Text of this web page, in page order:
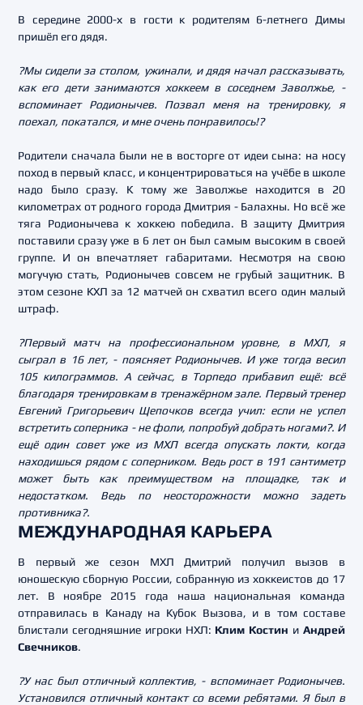
В середине 2000-х в гости к родителям 6-летнего Димы
пришёл его дядя.
?Мы сидели за столом, ужинали, и дядя начал рассказывать,
как его дети занимаются хоккеем в соседнем Заволжье, -
вспоминает Родионычев. Позвал меня на тренировку, я
поехал, покатался, и мне очень понравилось!?
Родители сначала были не в восторге от идеи сына: на носу
поход в первый класс, и концентрироваться на учёбе в школе
надо было сразу. К тому же Заволжье находится в 20
километрах от родного города Дмитрия - Балахны. Но всё же
тяга Родионычева к хоккею победила. В защиту Дмитрия
поставили сразу уже в 6 лет он был самым высоким в своей
группе. И он впечатляет габаритами. Несмотря на свою
могучую стать, Родионычев совсем не грубый защитник. В
этом сезоне КХЛ за 12 матчей он схватил всего один малый
штраф.
?Первый матч на профессиональном уровне, в МХЛ, я
сыграл в 16 лет, - поясняет Родионычев. И уже тогда весил
105 килограммов. А сейчас, в Торпедо прибавил ещё: всё
благодаря тренировкам в тренажёрном зале. Первый тренер
Евгений Григорьевич Щепочков всегда учил: если не успел
встретить соперника - не фоли, попробуй добрать ногами?. И
ещё один совет уже из МХЛ всегда опускать локти, когда
находишься рядом с соперником. Ведь рост в 191 сантиметр
может быть как преимуществом на площадке, так и
недостатком. Ведь по неосторожности можно задеть
противника?.
МЕЖДУНАРОДНАЯ КАРЬЕРА
В первый же сезон МХЛ Дмитрий получил вызов в
юношескую сборную России, собранную из хоккеистов до 17
лет. В ноябре 2015 года наша национальная команда
отправилась в Канаду на Кубок Вызова, и в том составе
блистали сегодняшние игроки НХЛ: Клим Костин иАндрей
Свечников.
?У нас был отличный коллектив, - вспоминает Родионычев.
Установился отличный контакт со всеми ребятами. Я был в